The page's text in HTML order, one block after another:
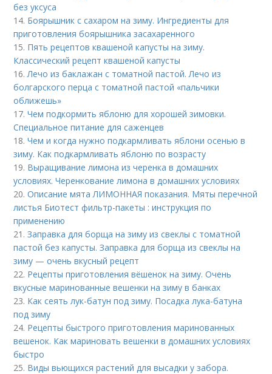
без уксуса
14. Боярышник с сахаром на зиму. Ингредиенты для
приготовления боярышника засахаренного
15. Пять рецептов квашеной капусты на зиму.
Классический рецепт квашеной капусты
16.Лечо из баклажан с томатной пастой. Лечо из
болгарского перца с томатной пастой «пальчики
оближешь»
17.Чем подкормить яблоню для хорошей зимовки.
Специальное питание для саженцев
18.Чем и когда нужно подкармливать яблони осенью в
зиму. Как подкармливать яблоню по возрасту
19. Выращивание лимона из черенка в домашних
условиях. Черенкование лимона в домашних условиях
20.Описание мята ЛИМОННАЯ показания. Мяты перечной
листья Биотест фильтр-пакеты : инструкция по
применению
21.Заправка для борща на зиму из свеклы с томатной
пастой без капусты. Заправка для борща из свеклы на
зиму — очень вкусный рецепт
22. Рецепты приготовления вёшенок на зиму. Очень
вкусные маринованные вешенки на зиму в банках
23. Как сеять лук-батун под зиму. Посадка лука-батуна
под зиму
24. Рецепты быстрого приготовления маринованных
вешенок. Как мариновать вешенки в домашних условиях
быстро
25. Виды вьющихся растений для высадки у забора.